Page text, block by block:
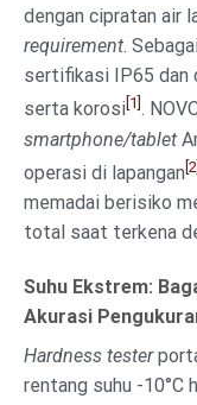
dengan cipratan air
requirement.
sertifikasi IP65 dan
serta korosi [1] .
smartphone/tablet
operasi di lapangan [2]
memadai berisiko
total saat terkena
Suhu Ekstrem:
Akurasi
Hardness tester
rentang suhu -10°C